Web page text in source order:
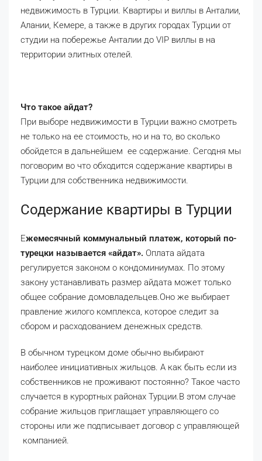
недвижимость в Турции. Квартиры и виллы в Анталии,
Алании, Кемере, а также в других городах Турции от
студии на побережье Анталии до VIP виллы в на
территории элитных отелей.
Что такое айдат?
При выборе недвижимости в Турции важно смотреть
не только на ее стоимость, но и на то, во сколько
обойдется в дальнейшем ее содержание. Сегодня мы
поговорим во что обходится содержание квартиры в
Турции для собственника недвижимости.
Содержание квартиры в Турции
Ежемесячный коммунальный платеж, который по-
турецки называется «айдат». Оплата айдата
регулируется законом о кондоминиумах. По этому
закону устанавливать размер айдата может только
общее собрание домовладельцев.Оно же выбирает
правление жилого комплекса, которое следит за
сбором и расходованием денежных средств.
В обычном турецком доме обычно выбирают
наиболее инициативных жильцов. А как быть если из
собственников не проживают постоянно? Такое часто
случается в курортных районах Турции.В этом случае
собрание жильцов приглащает управляющего со
стороны или же подписывает договор с управляющей
компанией.